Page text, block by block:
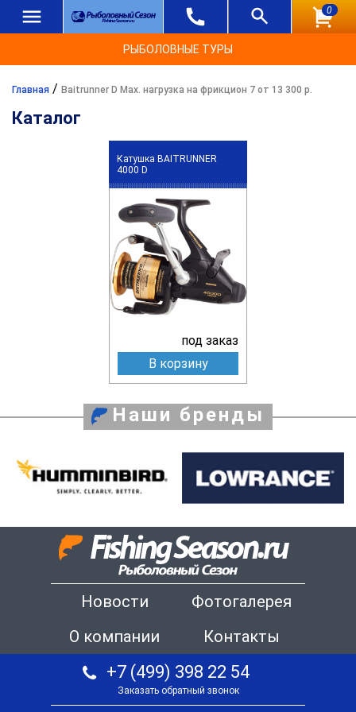
0
РЫБОЛОВНЫЕ ТУРЫ
Главная / Baitrunner D Max. нагрузка на фрикцион 7 от 13 300 р.
Каталог
Катушка BAITRUNNER
4000 D
под заказ
В корзину
Наши бренды
Новости
Фотогалерея
О компании
Контакты
+7 (499) 398 22 54
Заказать обратный звонок